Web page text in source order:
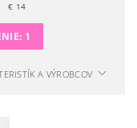
€ 14
1
A VÝROBCOV